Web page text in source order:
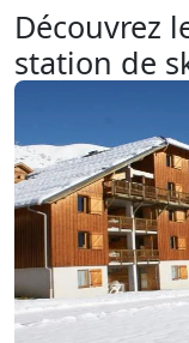
Découvrez
station de